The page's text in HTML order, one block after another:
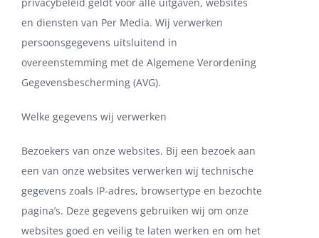
en diensten van Per Media. Wij verwerken
persoonsgegevens uitsluitend in
overeenstemming met de Algemene Verordening
Gegevensbescherming (AVG).
Welke gegevens wij verwerken
Bezoekers van onze websites. Bij een bezoek aan
een van onze websites verwerken wij technische
gegevens zoals IP-adres, browsertype en bezochte
pagina’s. Deze gegevens gebruiken wij om onze
websites goed en veilig te laten werken en om het